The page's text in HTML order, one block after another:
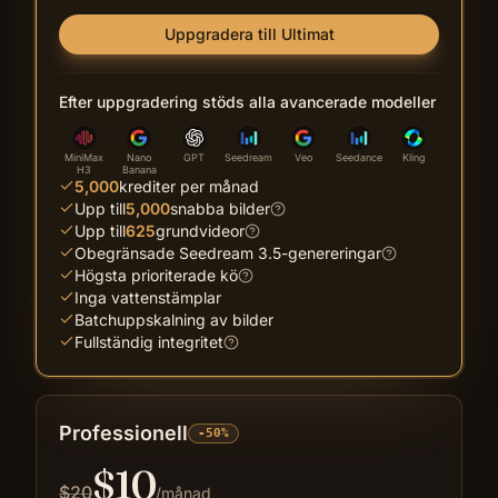
Professionell -50%
$20$10/månad
Uppgradera till Ultimat
Efter uppgradering stöds alla avancerade modeller
MiniMax
H3
Nano
Banana
GPT Seedream Veo Seedance Kling
5,000krediter per månad
Upp till5,000snabba bilder
Upp till625grundvideor
Obegränsade Seedream 3.5-genereringar
Högsta prioriterade kö
Inga vattenstämplar
Batchuppskalning av bilder
Fullständig integritet